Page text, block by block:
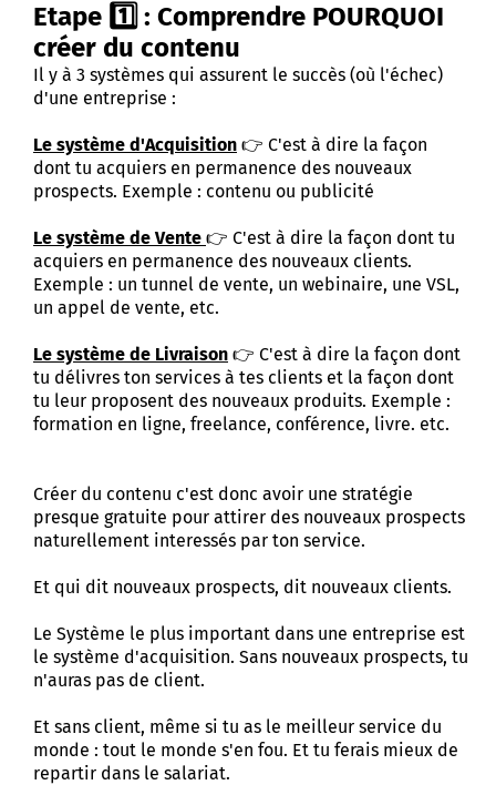
Etape 1️⃣ : Comprendre POURQUOI
créer du contenu
Il y à 3 systèmes qui assurent le succès (où l'échec)
d'une entreprise :
Le système d'Acquisition 👉 C'est à dire la façon
dont tu acquiers en permanence des nouveaux
prospects. Exemple : contenu ou publicité
Le système de Vente 👉 C'est à dire la façon dont tu
acquiers en permanence des nouveaux clients.
Exemple : un tunnel de vente, un webinaire, une VSL,
un appel de vente, etc.
Le système de Livraison 👉 C'est à dire la façon dont
tu délivres ton services à tes clients et la façon dont
tu leur proposent des nouveaux produits. Exemple :
formation en ligne, freelance, conférence, livre. etc.
Créer du contenu c'est donc avoir une stratégie
presque gratuite pour attirer des nouveaux prospects
naturellement interessés par ton service.
Et qui dit nouveaux prospects, dit nouveaux clients.
Le Système le plus important dans une entreprise est
le système d'acquisition. Sans nouveaux prospects, tu
n'auras pas de client.
Et sans client, même si tu as le meilleur service du
monde : tout le monde s'en fou. Et tu ferais mieux de
repartir dans le salariat.